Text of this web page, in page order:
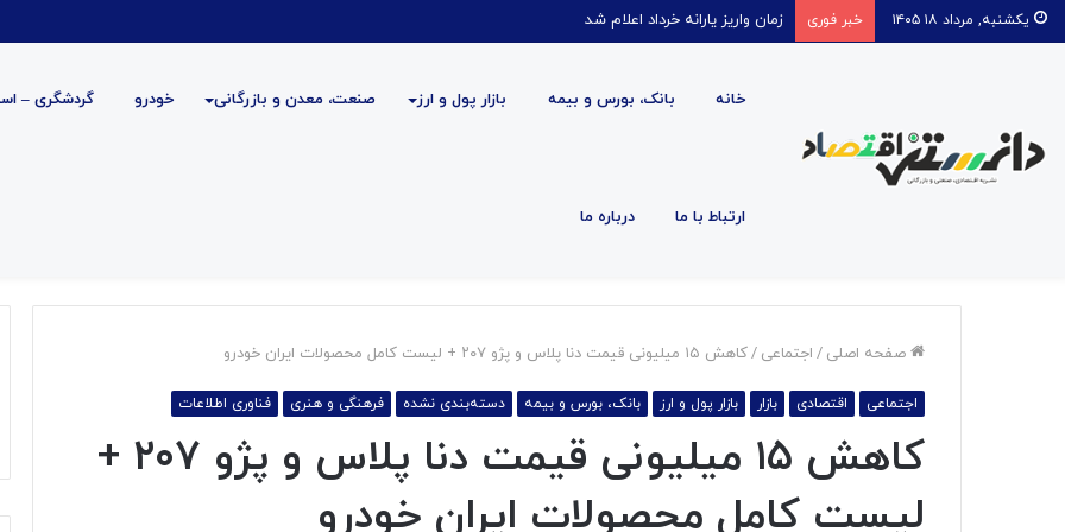
یکشنبه, مرداد ۱۸ ۱۴۰۵ خبر فوری قیمت روغن دریکسال رکورد زد
خانه بانک، بورس و بیمه بازار پول و ارز صنعت، معدن و بازرگانی خودرو گردشگری –
ارتباط با ما درباره ما
صفحه اصلی / اجتماعی /کاهش ۱۵ میلیونی قیمت دنا پلاس و پژو ۲۰۷ + لیست کامل محصولات ایران خودرو
اجتماعی اقتصادی بازار بازار پول و ارز بانک، بورس و بیمه دسته‌بندی نشده فرهنگی و هنری فناوری اطلاعات
کاهش ۱۵ میلیونی قیمت دنا پلاس و پژو ۲۰۷ +
لیست کامل محصولات ایران خودرو